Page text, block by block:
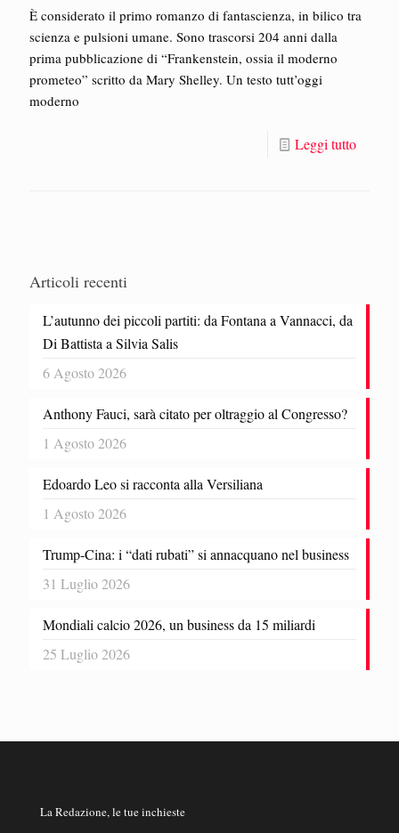
È considerato il primo romanzo di fantascienza, in bilico tra
scienza e pulsioni umane. Sono trascorsi 204 anni dalla
prima pubblicazione di “Frankenstein, ossia il moderno
prometeo” scritto da Mary Shelley. Un testo tutt’oggi
moderno
Leggi tutto
Articoli recenti
L’autunno dei piccoli partiti: da Fontana a Vannacci, da
Di Battista a Silvia Salis
6 Agosto 2026
Anthony Fauci, sarà citato per oltraggio al Congresso?
1 Agosto 2026
Edoardo Leo si racconta alla Versiliana
1 Agosto 2026
Trump-Cina: i “dati rubati” si annacquano nel business
31 Luglio 2026
Mondiali calcio 2026, un business da 15 miliardi
25 Luglio 2026
La Redazione, le tue inchieste